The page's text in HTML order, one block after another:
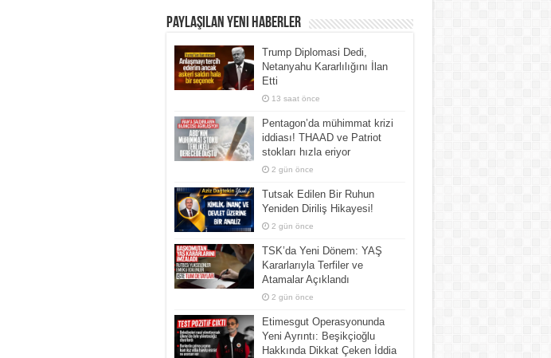
Paylaşılan Yeni Haberler
Trump Diplomasi Dedi,
Netanyahu Kararlılığını İlan
Etti
13 saat önce
Pentagon’da mühimmat krizi
iddiası! THAAD ve Patriot
stokları hızla eriyor
2 gün önce
Tutsak Edilen Bir Ruhun
Yeniden Diriliş Hikayesi!
2 gün önce
TSK’da Yeni Dönem: YAŞ
Kararlarıyla Terfiler ve
Atamalar Açıklandı
2 gün önce
Etimesgut Operasyonunda
Yeni Ayrıntı: Beşikçioğlu
Hakkında Dikkat Çeken İddia